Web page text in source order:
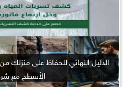
الدليل النهائي للحفاظ على منزلك
الأسطح مع